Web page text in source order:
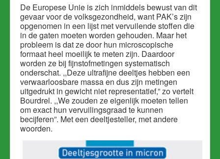
De Europese Unie is zich inmiddels bewust van dit
gevaar voor de volksgezondheid, want PAK’s zijn
opgenomen in een lijst met vervuilende stoffen die
in de gaten moeten worden gehouden. Maar het
probleem is dat ze door hun microscopische
formaat heel moeilijk te meten zijn. Daardoor
worden ze bij fijnstofmetingen systematisch
onderschat. ,,Deze ultrafijne deeltjes hebben een
verwaarloosbare massa en dus zijn metingen
uitgedrukt in gewicht niet representatief,” zo vertelt
Bourdrel. ,,We zouden ze eigenlijk moeten tellen
om exact hun vervuilingsgraad te kunnen
becijferen”. Met een deeltjesteller, met andere
woorden.